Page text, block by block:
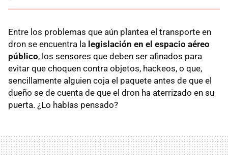
Entre los problemas que aún plantea el transporte en
dron se encuentra la legislación en el espacio aéreo
público, los sensores que deben ser afinados para
evitar que choquen contra objetos, hackeos, o que,
sencillamente alguien coja el paquete antes de que el
dueño se de cuenta de que el dron ha aterrizado en su
puerta. ¿Lo habías pensado?